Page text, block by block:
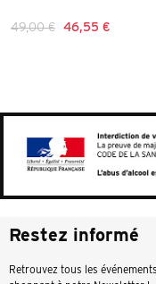
49,00 € 46,55 €
Restez informé
Retrouvez tous les